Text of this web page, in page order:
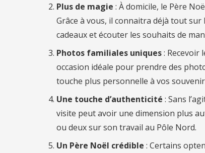
Plus de magie : À domicile, le Père
Grâce à vous, il connaitra déjà tout sur
cadeaux et écouter les souhaits de
Photos familiales uniques: Recevoir
occasion idéale pour prendre des
touche plus personnelle à vos
Une touche d’authenticité : Sans
visite peut avoir une dimension plus
ou deux sur son travail au Pôle Nord.
Un Père Noël crédible : Certains